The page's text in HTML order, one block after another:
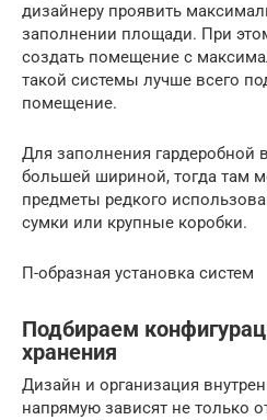
дизайнеру проявить
заполнении площади. При
создать помещение с
такой системы лучше всего
помещение.
Для заполнения гардеробной
большей шириной, тогда там
предметы редкого
сумки или крупные коробки.
П-образная установка систем
Подбираем
хранения
Дизайн и организация
напрямую зависят не только